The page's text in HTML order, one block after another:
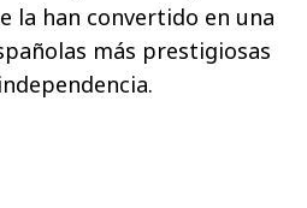
la han convertido en una
más prestigiosas